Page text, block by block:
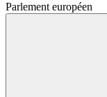
Parlement européen